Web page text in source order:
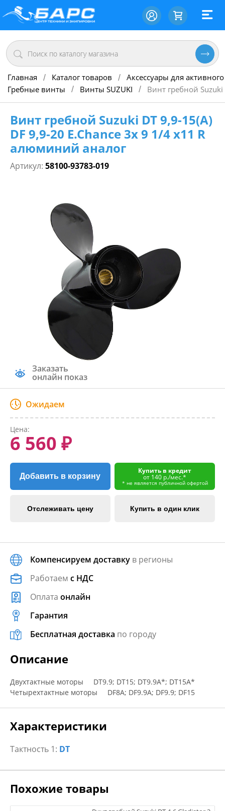
Главная / Каталог товаров / Аксессуары для
Гребные винты
/ Винты SUZUKI / Винт гребной
Винт гребной Suzuki DT 9,9-15(А)
DF 9,9-20 E.Chance 3х 9 1/4 х11 R
алюминий аналог
Артикул: 58100-93783-019
Заказать
онлайн показ
Ожидаем
Цена:
6 560 ₽
Добавить в корзину
Купить в кредит
от 140 р./мес.*
* не является публичной офертой
Отслеживать цену Купить в один клик
Компенсируем доставку в регионы
Работаем с НДС
Оплата онлайн
Гарантия
Бесплатная доставка по городу
Описание
Двухтактные моторы DT9.9; DT15; DT9.9A*; DT15A*
Четырехтактные моторы DF8A; DF9.9A; DF9.9; DF15
Характеристики
Тактность 1: DT
Похожие товары